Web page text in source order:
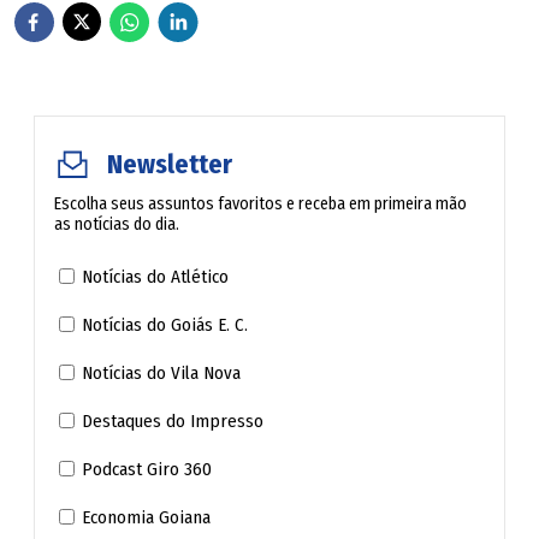
dever inalienável de defender a correta aplicação da lei e
o pior dos criminosos. A Constituição Nacional não faz
diferença.
Heráclito Fontoura Sobral Pinto, renomado criminalista e
covardes."
solitário no campo, necessita de coragem para enfrentar a
batalha de um caso penal por vezes inglório. Quando a
Newsletter
Escolha seus assuntos favoritos e receba em primeira mão
as notícias do dia.
Notícias do Atlético
Notícias do Goiás E. C.
Notícias do Vila Nova
Destaques do Impresso
Podcast Giro 360
Economia Goiana